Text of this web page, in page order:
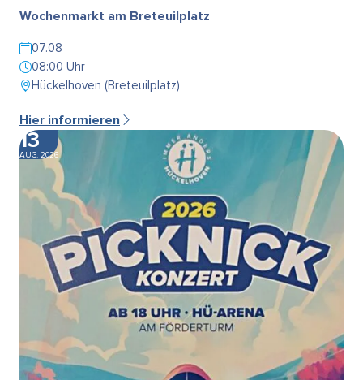
Wochenmarkt am Breteuilplatz
07.08
08:00 Uhr
Hückelhoven (Breteuilplatz)
Hier informieren
13
AUG. 2026